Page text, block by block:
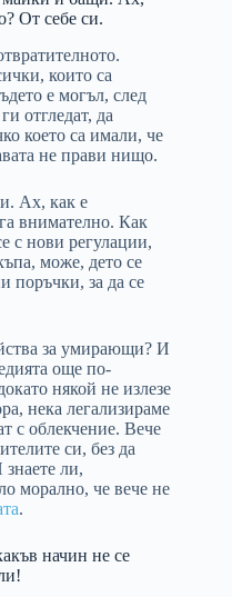
От себе си.
които са
е могъл, след
отгледат, да
което са имали, че
не прави нищо.
Ах, как е
внимателно. Как
с нови регулации,
може, дето се
поръчки, за да се
за умирающи? И
още по-
някой не излезе
нека легализираме
с облекчение. Вече
си, без да
знаете ли,
морално, че вече не
.
начин не се